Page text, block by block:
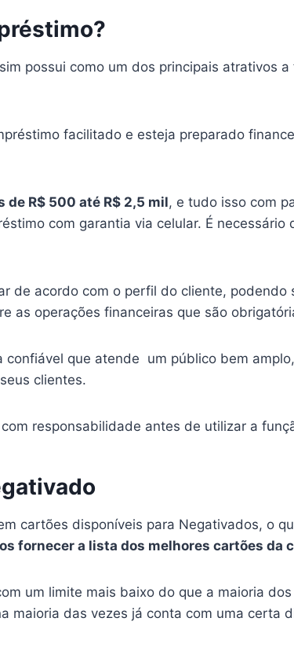
possui como um dos principais atrativos
facilitado e esteja preparado
de R$ 500 até R$ 2,5 mil, e tudo isso com
com garantia via celular. É
de acordo com o perfil do cliente, podendo
as operações financeiras que são
que atende um público bem
clientes.
responsabilidade antes de utilizar a
cartões disponíveis para Negativados, o
fornecer a lista dos melhores cartões da
um limite mais baixo do que a maioria
maioria das vezes já conta com uma certa